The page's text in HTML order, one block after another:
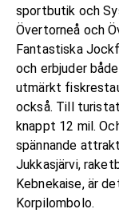
sportbutik och
Övertorneå och
Fantastiska
och erbjuder
utmärkt
också. Till
knappt 12 mil.
spännande
Jukkasjärvi,
Kebnekaise, är
Korpilombolo.